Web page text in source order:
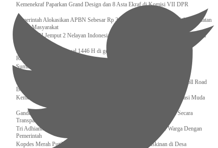
Kemenekraf Paparkan Grand Design dan 8 Asta Ekraf di Komisi VII DPR
Pemerintah Alokasikan APBN Sebesar Rp 3,4 Triliun untuk Program Cek Kesehatan
Gratis Masyarakat
Bakamla RI Jemput 2 Nelayan Indonesia di Perbatasan Terluar Indonesia Malaysia
Sidang Isbat Awal Syawal 1446 H di gelar oleh Kementerian Agama pada 29
Ramadan
Sumber Daya Adalah Tantangan Penanganan Darurat Bencana di Daerah
Dukung Kelancaran Lalu Lintas Libur Idul Fitri 1446h / 2025m, Waskita Toll Road
Berlakukan Diskon Tarif Sebesar 20%
Kemenekraf – Kemeninves Perkuat Sinergi Demi Lapangan Kerja Generasi Muda
Gandeng KPK , Gus Ipul Memastikan Penyaluran Bansos Dilakukan Secara
Transparan dan Tepat Sasaran
Tri Adhianto Katakan : Tarling Sebagai Sarana Komunikasi Antar Warga Dengan
Pemerintah
Kopdes Merah Putih Instrumen Penting Pengentasan Kemiskinan di Desa